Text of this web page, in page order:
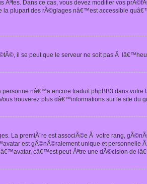
Dans ce cas, vous devez modifier vos
plupart des rÃ©glages nâ€™est accessible
il se peut que le serveur ne soit pas Ã
nâ€™a encore traduit phpBB3 dans
trouverez plus dâ€™informations sur le site du
La premiÃ¨re est associÃ©e Ã votre rang,
est gÃ©nÃ©ralement unique et
câ€™est peut-Ãªtre une dÃ©cision de